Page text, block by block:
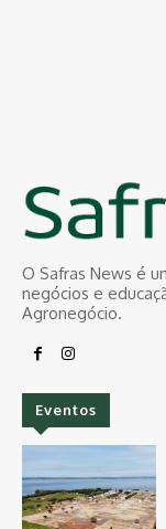
O Safras News é
negócios e
Agronegócio.
Eventos